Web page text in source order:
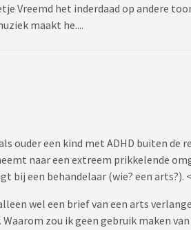
Vreemd het inderdaad op andere
maakt he....
ouder een kind met ADHD buiten de
naar een extreem prikkelende
bij een behandelaar (wie? een arts?).
wel een brief van een arts
zou ik geen gebruik maken